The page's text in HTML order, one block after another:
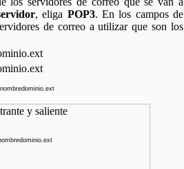
, eliga POP3. En los campos de
de correo a utilizar que son los